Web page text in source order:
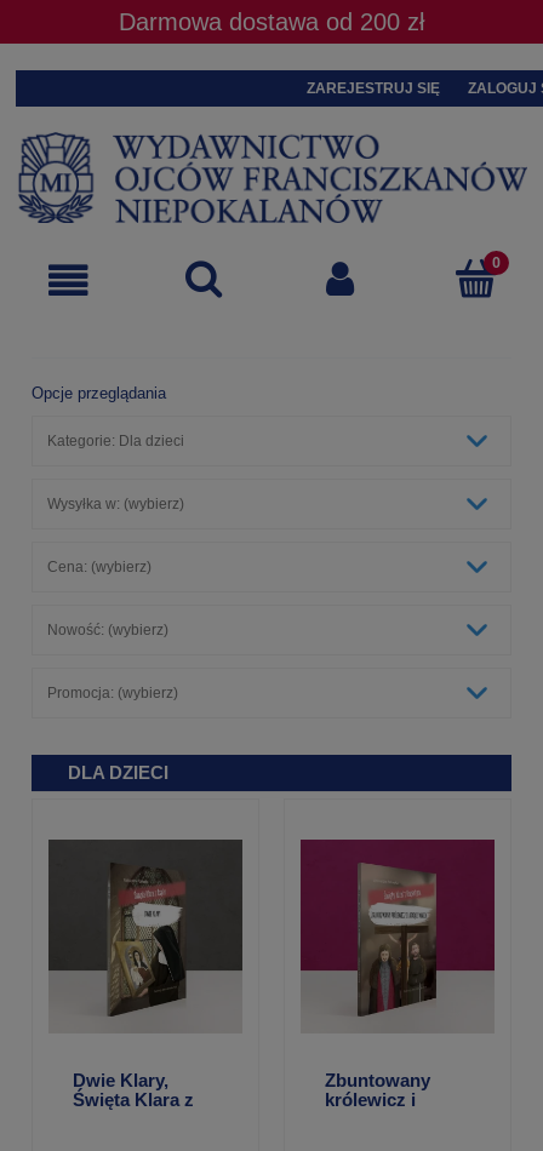
Darmowa dostawa od 200 zł
ZAREJESTRUJ SIĘ ZALOGUJ
Opcje przeglądania
Kategorie: Dla dzieci
Wysyłka w: (wybierz)
Cena: (wybierz)
Nowość: (wybierz)
Promocja: (wybierz)
DLA DZIECI
Dwie Klary,
Święta Klara z
Zbuntowany
królewicz i